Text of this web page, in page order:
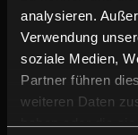
analysieren.
Verwendung
soziale Medien,
Partner führen
weiteren Daten
haben oder die
Katharina Straßer,
Hader, Maria
Palfrader, Thomas
Drama/ Komödie